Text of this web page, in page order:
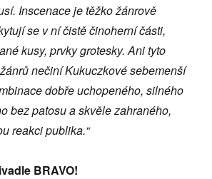
Inscenace je těžko žánrově
se v ní čistě činoherní části,
kusy, prvky grotesky. Ani tyto
nečiní Kukuczkové sebemenší
dobře uchopeného, silného
bez patosu a skvěle zahraného,
reakci publika.“
BRAVO!